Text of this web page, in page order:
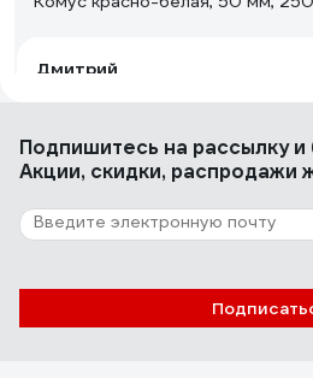
Дмитрий
Оградительная лента, очень
1 отзыв
Отзыв о Оградительная лента
красно-белая, 50 мм, 100 м, 6
Подпишитесь на рассылкуи
Акции, скидки, распродажи